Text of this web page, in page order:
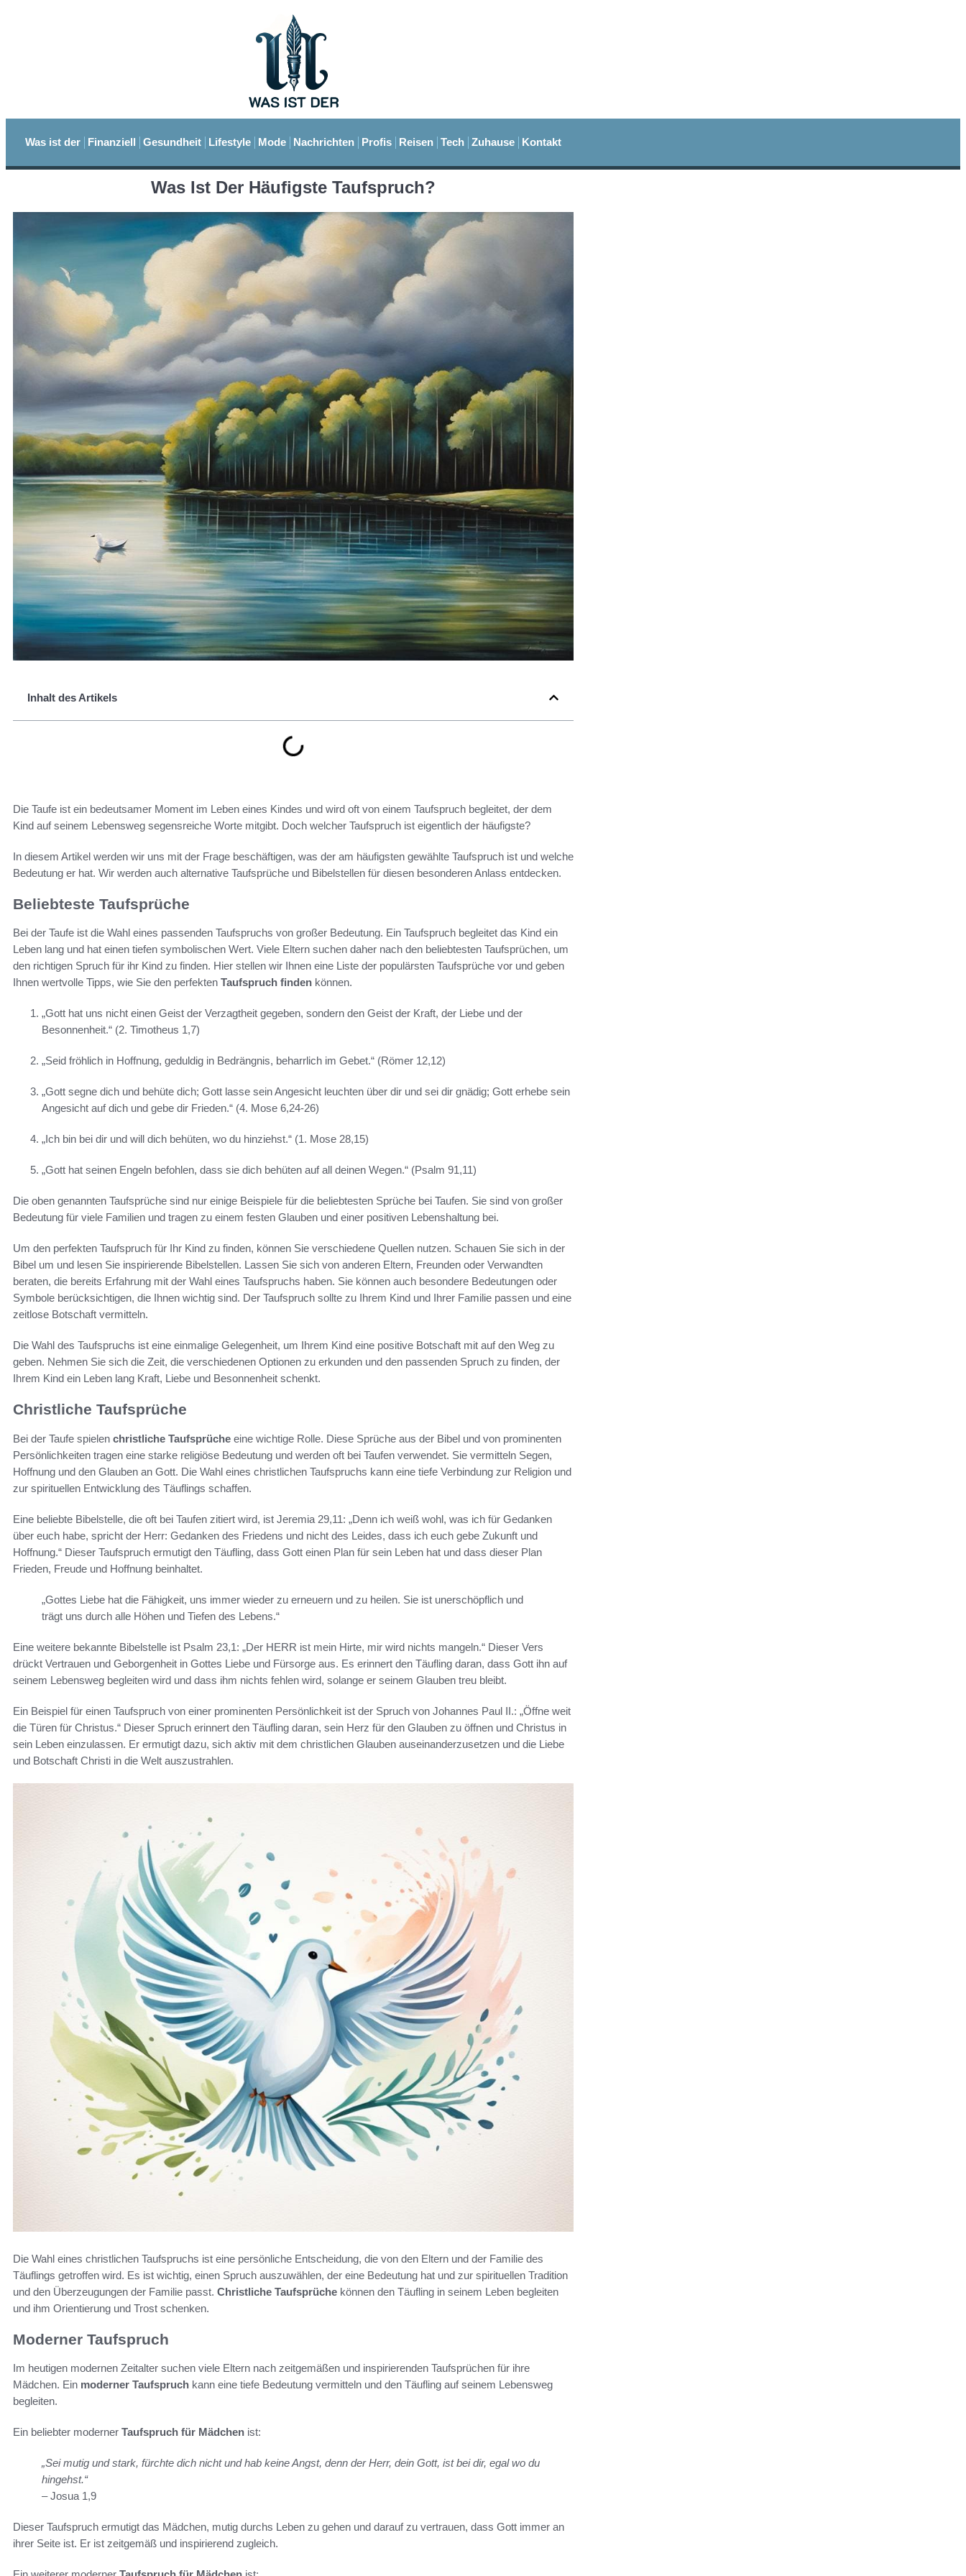
Was ist der Finanziell Gesundheit Lifestyle Mode Nachrichten Profis Reisen Tech Zuhause Kontakt
Was Ist Der Häufigste Taufspruch?
Inhalt des Artikels
Die Taufe ist ein bedeutsamer Moment im Leben eines Kindes und wird oft von einem Taufspruch begleitet, der dem
Kind auf seinem Lebensweg segensreiche Worte mitgibt. Doch welcher Taufspruch ist eigentlich der häufigste?
In diesem Artikel werden wir uns mit der Frage beschäftigen, was der am häufigsten gewählte Taufspruch ist und welche
Bedeutung er hat. Wir werden auch alternative Taufsprüche und Bibelstellen für diesen besonderen Anlass entdecken.
Beliebteste Taufsprüche
Bei der Taufe ist die Wahl eines passenden Taufspruchs von großer Bedeutung. Ein Taufspruch begleitet das Kind ein
Leben lang und hat einen tiefen symbolischen Wert. Viele Eltern suchen daher nach den beliebtesten Taufsprüchen, um
den richtigen Spruch für ihr Kind zu finden. Hier stellen wir Ihnen eine Liste der populärsten Taufsprüche vor und geben
Ihnen wertvolle Tipps, wie Sie den perfekten Taufspruch finden können.
„Gott hat uns nicht einen Geist der Verzagtheit gegeben, sondern den Geist der Kraft, der Liebe und der
Besonnenheit.“ (2. Timotheus 1,7)
„Seid fröhlich in Hoffnung, geduldig in Bedrängnis, beharrlich im Gebet.“ (Römer 12,12)
„Gott segne dich und behüte dich; Gott lasse sein Angesicht leuchten über dir und sei dir gnädig; Gott erhebe sein
Angesicht auf dich und gebe dir Frieden.“ (4. Mose 6,24-26)
„Ich bin bei dir und will dich behüten, wo du hinziehst.“ (1. Mose 28,15)
„Gott hat seinen Engeln befohlen, dass sie dich behüten auf all deinen Wegen.“ (Psalm 91,11)
Die oben genannten Taufsprüche sind nur einige Beispiele für die beliebtesten Sprüche bei Taufen. Sie sind von großer
Bedeutung für viele Familien und tragen zu einem festen Glauben und einer positiven Lebenshaltung bei.
Um den perfekten Taufspruch für Ihr Kind zu finden, können Sie verschiedene Quellen nutzen. Schauen Sie sich in der
Bibel um und lesen Sie inspirierende Bibelstellen. Lassen Sie sich von anderen Eltern, Freunden oder Verwandten
beraten, die bereits Erfahrung mit der Wahl eines Taufspruchs haben. Sie können auch besondere Bedeutungen oder
Symbole berücksichtigen, die Ihnen wichtig sind. Der Taufspruch sollte zu Ihrem Kind und Ihrer Familie passen und eine
zeitlose Botschaft vermitteln.
Die Wahl des Taufspruchs ist eine einmalige Gelegenheit, um Ihrem Kind eine positive Botschaft mit auf den Weg zu
geben. Nehmen Sie sich die Zeit, die verschiedenen Optionen zu erkunden und den passenden Spruch zu finden, der
Ihrem Kind ein Leben lang Kraft, Liebe und Besonnenheit schenkt.
Christliche Taufsprüche
Bei der Taufe spielen christliche Taufsprüche eine wichtige Rolle. Diese Sprüche aus der Bibel und von prominenten
Persönlichkeiten tragen eine starke religiöse Bedeutung und werden oft bei Taufen verwendet. Sie vermitteln Segen,
Hoffnung und den Glauben an Gott. Die Wahl eines christlichen Taufspruchs kann eine tiefe Verbindung zur Religion und
zur spirituellen Entwicklung des Täuflings schaffen.
Eine beliebte Bibelstelle, die oft bei Taufen zitiert wird, ist Jeremia 29,11: „Denn ich weiß wohl, was ich für Gedanken
über euch habe, spricht der Herr: Gedanken des Friedens und nicht des Leides, dass ich euch gebe Zukunft und
Hoffnung.“ Dieser Taufspruch ermutigt den Täufling, dass Gott einen Plan für sein Leben hat und dass dieser Plan
Frieden, Freude und Hoffnung beinhaltet.
„Gottes Liebe hat die Fähigkeit, uns immer wieder zu erneuern und zu heilen. Sie ist unerschöpflich und
trägt uns durch alle Höhen und Tiefen des Lebens.“
Eine weitere bekannte Bibelstelle ist Psalm 23,1: „Der HERR ist mein Hirte, mir wird nichts mangeln.“ Dieser Vers
drückt Vertrauen und Geborgenheit in Gottes Liebe und Fürsorge aus. Es erinnert den Täufling daran, dass Gott ihn auf
seinem Lebensweg begleiten wird und dass ihm nichts fehlen wird, solange er seinem Glauben treu bleibt.
Ein Beispiel für einen Taufspruch von einer prominenten Persönlichkeit ist der Spruch von Johannes Paul II.: „Öffne weit
die Türen für Christus.“ Dieser Spruch erinnert den Täufling daran, sein Herz für den Glauben zu öffnen und Christus in
sein Leben einzulassen. Er ermutigt dazu, sich aktiv mit dem christlichen Glauben auseinanderzusetzen und die Liebe
und Botschaft Christi in die Welt auszustrahlen.
Die Wahl eines christlichen Taufspruchs ist eine persönliche Entscheidung, die von den Eltern und der Familie des
Täuflings getroffen wird. Es ist wichtig, einen Spruch auszuwählen, der eine Bedeutung hat und zur spirituellen Tradition
und den Überzeugungen der Familie passt. Christliche Taufsprüche können den Täufling in seinem Leben begleiten
und ihm Orientierung und Trost schenken.
Moderner Taufspruch
Im heutigen modernen Zeitalter suchen viele Eltern nach zeitgemäßen und inspirierenden Taufsprüchen für ihre
Mädchen. Ein moderner Taufspruch kann eine tiefe Bedeutung vermitteln und den Täufling auf seinem Lebensweg
begleiten.
Ein beliebter moderner Taufspruch für Mädchen ist:
„Sei mutig und stark, fürchte dich nicht und hab keine Angst, denn der Herr, dein Gott, ist bei dir, egal wo du
hingehst.“
– Josua 1,9
Dieser Taufspruch ermutigt das Mädchen, mutig durchs Leben zu gehen und darauf zu vertrauen, dass Gott immer an
ihrer Seite ist. Er ist zeitgemäß und inspirierend zugleich.